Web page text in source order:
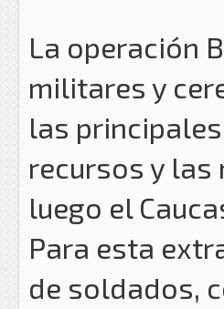
La operación
militares y
las
recursos y las
luego el
Para esta
de soldados,